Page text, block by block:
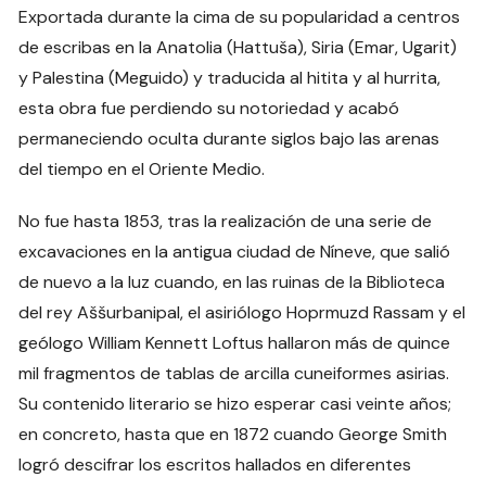
Exportada durante la cima de su popularidad a centros
de escribas en la Anatolia (Hattuša), Siria (Emar, Ugarit)
y Palestina (Meguido) y traducida al hitita y al hurrita,
esta obra fue perdiendo su notoriedad y acabó
permaneciendo oculta durante siglos bajo las arenas
del tiempo en el Oriente Medio.
No fue hasta 1853, tras la realización de una serie de
excavaciones en la antigua ciudad de Níneve, que salió
de nuevo a la luz cuando, en las ruinas de la Biblioteca
del rey Aššurbanipal, el asiriólogo Hoprmuzd Rassam y el
geólogo William Kennett Loftus hallaron más de quince
mil fragmentos de tablas de arcilla cuneiformes asirias.
Su contenido literario se hizo esperar casi veinte años;
en concreto, hasta que en 1872 cuando George Smith
logró descifrar los escritos hallados en diferentes